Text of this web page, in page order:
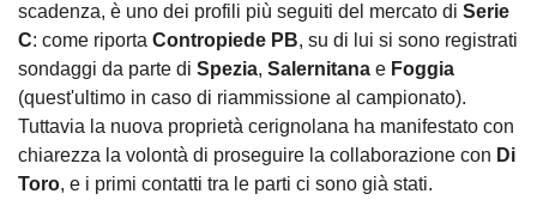
scadenza, è uno dei profili più seguiti del mercato di Serie
C: come riporta Contropiede PB, su di lui si sono registrati
sondaggi da parte di Spezia, Salernitana e Foggia
(quest'ultimo in caso di riammissione al campionato).
Tuttavia la nuova proprietà cerignolana ha manifestato con
chiarezza la volontà di proseguire la collaborazione con Di
Toro, e i primi contatti tra le parti ci sono già stati.